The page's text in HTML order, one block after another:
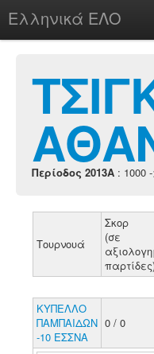
Ελληνικά ΕΛΟ
chesstu.be @ discord
Login
Περίοδος 2013A : 1000
Τουρνουά
Σκορ
(σε
ΚΥΠΕΛΛΟ
ΠΑΜΠΑΙΔΩΝ
-10 ΕΣΣΝΑ
0 / 0